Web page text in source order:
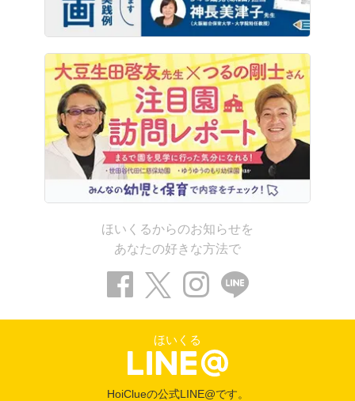
ほいくるからのお知らせを
あなたの好きな方法で
ほいくる
HoiClueの公式LINE@です。